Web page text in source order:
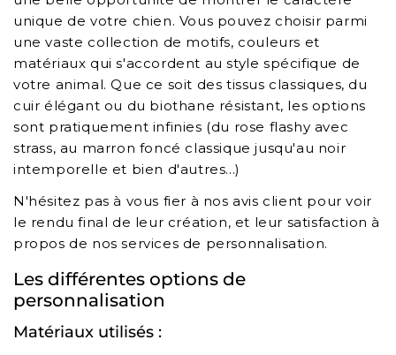
unique de votre chien. Vous pouvez choisir parmi
une vaste collection de motifs, couleurs et
matériaux qui s'accordent au style spécifique de
votre animal. Que ce soit des tissus classiques, du
cuir élégant ou du biothane résistant, les options
sont pratiquement infinies (du rose flashy avec
strass, au marron foncé classique jusqu'au noir
intemporelle et bien d'autres...)
N'hésitez pas à vous fier à nos avis client pour voir
le rendu final de leur création, et leur satisfaction à
propos de nos services de personnalisation.
Les différentes options de
personnalisation
Matériaux utilisés :